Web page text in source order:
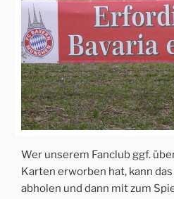
Wer unserem Fanclub ggf.
Karten erworben hat, kann
abholen und dann mit zum